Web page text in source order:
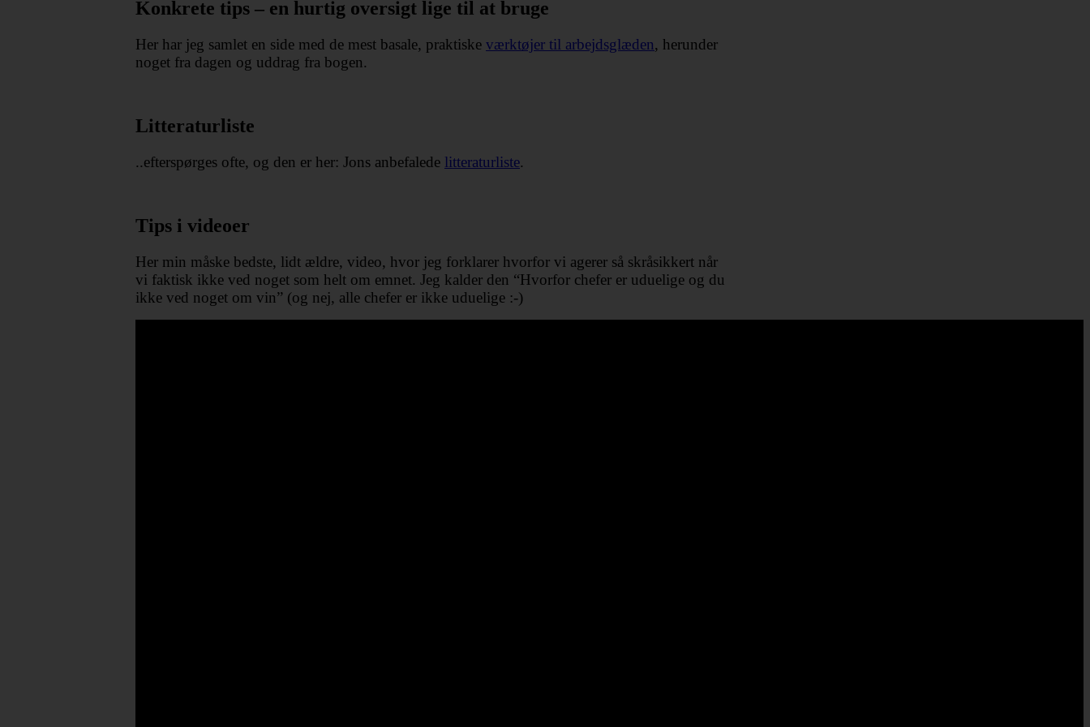
Konkrete tips – en hurtig oversigt lige til at bruge
Her har jeg samlet en side med de mest basale, praktiske værktøjer til arbejdsglæden, herunder
noget fra dagen og uddrag fra bogen.
Litteraturliste
..efterspørges ofte, og den er her: Jons anbefalede litteraturliste.
Tips i videoer
Her min måske bedste, lidt ældre, video, hvor jeg forklarer hvorfor vi agerer så skråsikkert når
vi faktisk ikke ved noget som helt om emnet. Jeg kalder den “Hvorfor chefer er uduelige og du
ikke ved noget om vin” (og nej, alle chefer er ikke uduelige :-)